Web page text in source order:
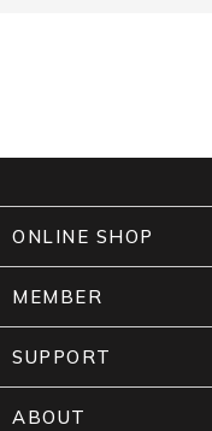
ONLINE SHOP
MEMBER
SUPPORT
ABOUT